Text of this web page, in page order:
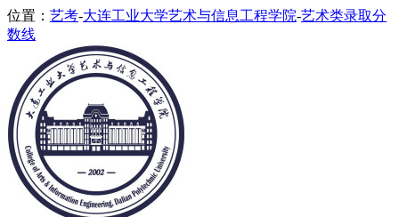
位置： 艺考-大连工业大学艺术与信息工程学院-艺术类录取分
数线